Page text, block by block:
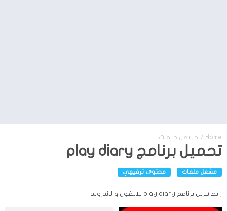
Home
/ مشغل ملفات
تحميل برنامج play diary
مشغل ملفات محتوى ترفيهي
رابط تنزيل برنامج play diary للايفون والاندرويد